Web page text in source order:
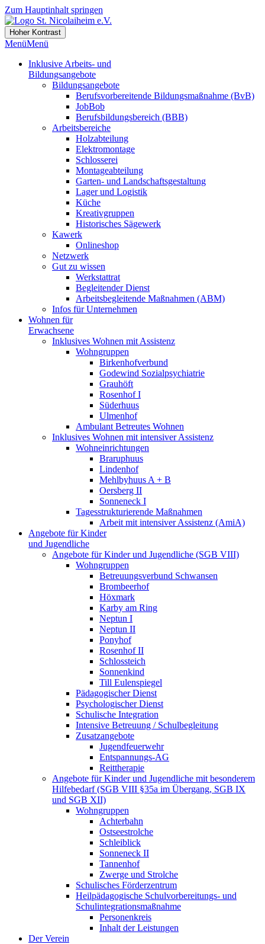
Zum Hauptinhalt springen
Hoher Kontrast
MenüMenü
Inklusive Arbeits- und
Bildungsangebote
Bildungsangebote
Berufsvorbereitende Bildungsmaßnahme (BvB)
JobBob
Berufsbildungsbereich (BBB)
Arbeitsbereiche
Holzabteilung
Elektromontage
Schlosserei
Montageabteilung
Garten- und Landschaftsgestaltung
Lager und Logistik
Küche
Kreativgruppen
Historisches Sägewerk
Kawerk
Onlineshop
Netzwerk
Gut zu wissen
Werkstattrat
Begleitender Dienst
Arbeitsbegleitende Maßnahmen (ABM)
Infos für Unternehmen
Wohnen für
Erwachsene
Inklusives Wohnen mit Assistenz
Wohngruppen
Birkenhofverbund
Godewind Sozialpsychiatrie
Grauhöft
Rosenhof I
Süderhuus
Ulmenhof
Ambulant Betreutes Wohnen
Inklusives Wohnen mit intensiver Assistenz
Wohneinrichtungen
Braruphuus
Lindenhof
Mehlbyhuus A + B
Oersberg II
Sonneneck I
Tagesstrukturierende Maßnahmen
Arbeit mit intensiver Assistenz (AmiA)
Angebote für Kinder
und Jugendliche
Angebote für Kinder und Jugendliche (SGB VIII)
Wohngruppen
Betreuungsverbund Schwansen
Brombeerhof
Höxmark
Karby am Ring
Neptun I
Neptun II
Ponyhof
Rosenhof II
Schlossteich
Sonnenkind
Till Eulenspiegel
Pädagogischer Dienst
Psychologischer Dienst
Schulische Integration
Intensive Betreuung / Schulbegleitung
Zusatzangebote
Jugendfeuerwehr
Entspannungs-AG
Reittherapie
Angebote für Kinder und Jugendliche mit besonderem
Hilfebedarf (SGB VIII §35a im Übergang, SGB IX
und SGB XII)
Wohngruppen
Achterbahn
Ostseestrolche
Schleiblick
Sonneneck II
Tannenhof
Zwerge und Strolche
Schulisches Förderzentrum
Heilpädagogische Schulvorbereitungs- und
Schulintegrationsmaßnahme
Personenkreis
Inhalt der Leistungen
Der Verein